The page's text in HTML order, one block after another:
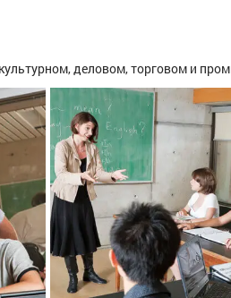
деловом, торговом и